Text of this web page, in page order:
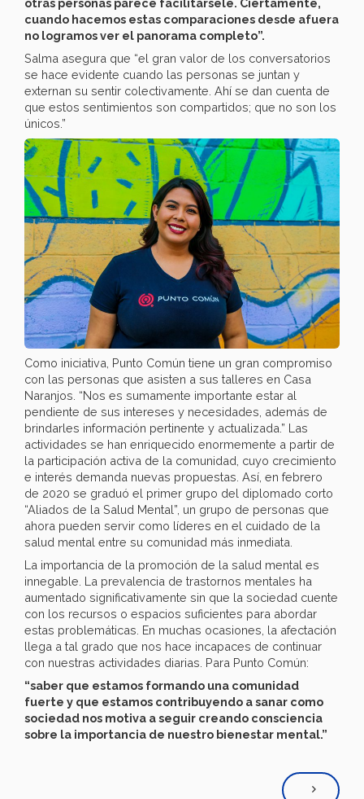
cuando hacemos estas comparaciones desde afuera
no logramos ver el panorama completo”.
Salma asegura que “el gran valor de los conversatorios
se hace evidente cuando las personas se juntan y
externan su sentir colectivamente. Ahí se dan cuenta de
que estos sentimientos son compartidos; que no son los
únicos.”
Como iniciativa, Punto Común tiene un gran compromiso
con las personas que asisten a sus talleres en Casa
Naranjos. “Nos es sumamente importante estar al
pendiente de sus intereses y necesidades, además de
brindarles información pertinente y actualizada.” Las
actividades se han enriquecido enormemente a partir de
la participación activa de la comunidad, cuyo crecimiento
e interés demanda nuevas propuestas. Así, en febrero
de 2020 se graduó el primer grupo del diplomado corto
“Aliados de la Salud Mental”, un grupo de personas que
ahora pueden servir como líderes en el cuidado de la
salud mental entre su comunidad más inmediata.
La importancia de la promoción de la salud mental es
innegable. La prevalencia de trastornos mentales ha
aumentado significativamente sin que la sociedad cuente
con los recursos o espacios suficientes para abordar
estas problemáticas. En muchas ocasiones, la afectación
llega a tal grado que nos hace incapaces de continuar
con nuestras actividades diarias. Para Punto Común:
“saber que estamos formando una comunidad
fuerte y que estamos contribuyendo a sanar como
sociedad nos motiva a seguir creando consciencia
sobre la importancia de nuestro bienestar mental.”